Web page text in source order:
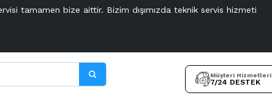
tamamen bize aittir. Bizim dışımızda teknik servis hizmeti
Müşteri Hizmetleri
7/24 DESTEK